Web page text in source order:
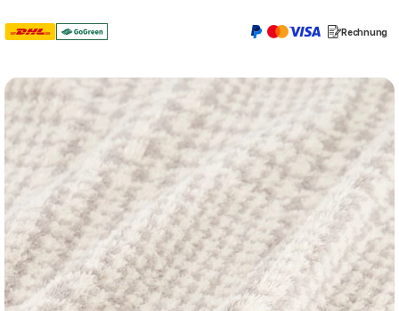
Rechnung